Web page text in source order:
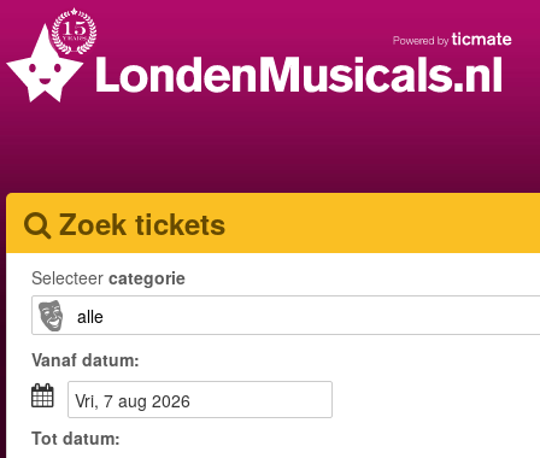
Zoek tickets
Selecteer categorie
Vanaf datum:
vri, 7 aug 2026
Tot datum: